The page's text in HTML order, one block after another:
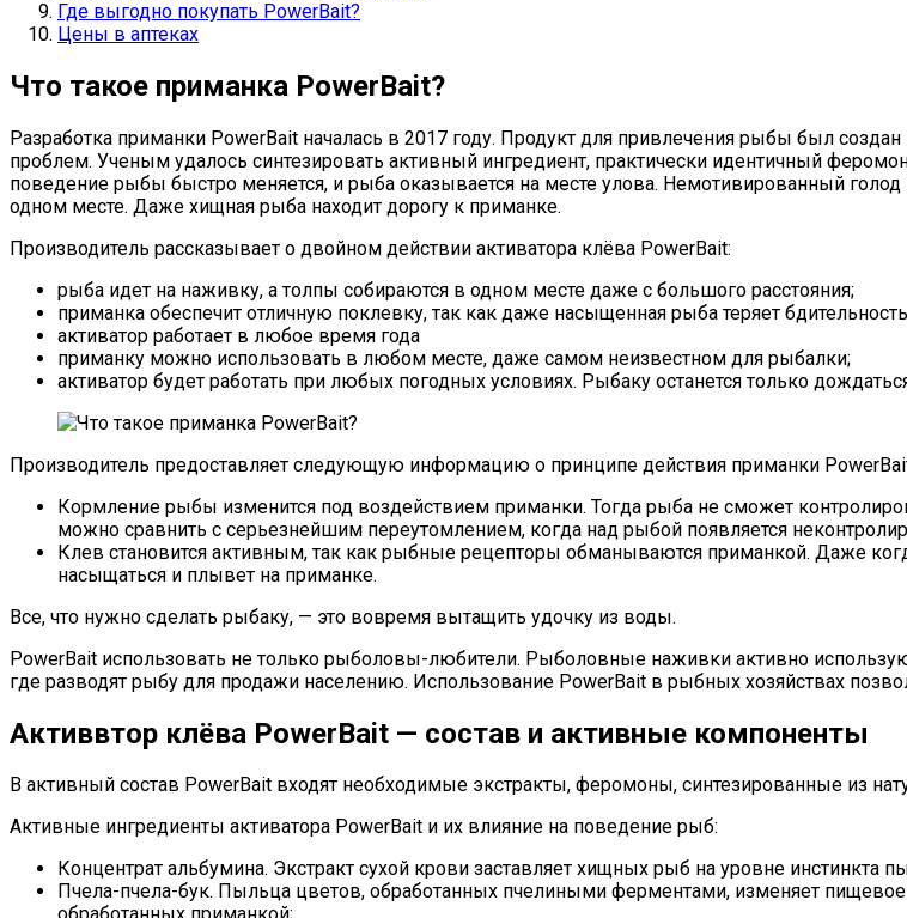
Где выгодно покупать PowerBait?
Цены в аптеках
Что такое приманка PowerBait?
Разработка приманки PowerBait началась в 2017 году. Продукт для привлечения рыбы был
проблем. Ученым удалось синтезировать активный ингредиент, практически идентичный
поведение рыбы быстро меняется, и рыба оказывается на месте улова. Немотивированный
одном месте. Даже хищная рыба находит дорогу к приманке.
Производитель рассказывает о двойном действии активатора клёва PowerBait:
рыба идет на наживку, а толпы собираются в одном месте даже с большого расстояния;
приманка обеспечит отличную поклевку, так как даже насыщенная рыба теряет
активатор работает в любое время года
приманку можно использовать в любом месте, даже самом неизвестном для рыбалки;
активатор будет работать при любых погодных условиях. Рыбаку останется только
Производитель предоставляет следующую информацию о принципе действия приманки
Кормление рыбы изменится под воздействием приманки. Тогда рыба не сможет
можно сравнить с серьезнейшим переутомлением, когда над рыбой появляется
Клев становится активным, так как рыбные рецепторы обманываются приманкой. Даже
насыщаться и плывет на приманке.
Все, что нужно сделать рыбаку, — это вовремя вытащить удочку из воды.
PowerBait использовать не только рыболовы-любители. Рыболовные наживки активно
где разводят рыбу для продажи населению. Использование PowerBait в рыбных хозяйствах
Активвтор клёва PowerBait — состав и активные компоненты
В активный состав PowerBait входят необходимые экстракты, феромоны, синтезированные из
Активные ингредиенты активатора PowerBait и их влияние на поведение рыб:
Концентрат альбумина. Экстракт сухой крови заставляет хищных рыб на уровне инстинкта
Пчела-пчела-бук. Пыльца цветов, обработанных пчелиными ферментами, изменяет